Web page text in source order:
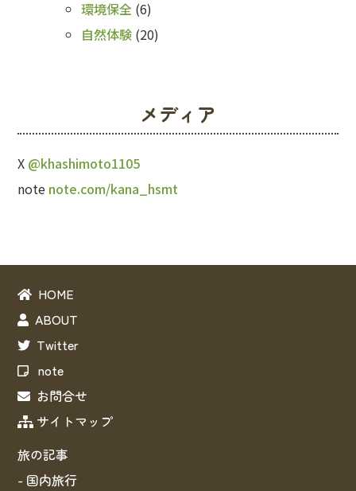
環境保全 (6)
自然体験 (20)
メディア
X @khashimoto1105
note note.com/kana_hsmt
HOME
ABOUT
Twitter
note
お問合せ
サイトマップ
旅の記事
- 国内旅行